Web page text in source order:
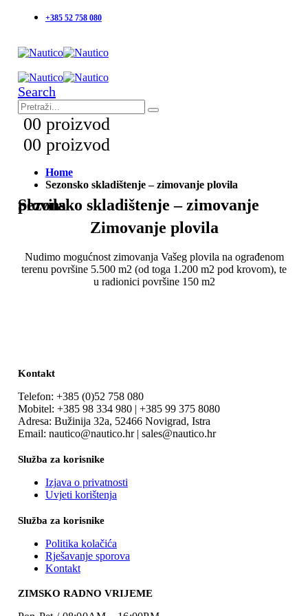
+385 52 758 080
Search
00 proizvod
00 proizvod
Home
Sezonsko skladištenje – zimovanje plovila
Sezonsko skladištenje – zimovanje plovila
Zimovanje plovila
Nudimo mogućnost zimovanja Vašeg plovila na ograđenom
terenu površine 5.500 m2 (od toga 1.200 m2 pod krovom), te
u radionici površine 150 m2
Kontakt
Telefon: +385 (0)52 758 080
Mobitel: +385 98 334 980 | +385 99 375 8080
Adresa: Bužinija 32a, 52466 Novigrad, Istra
Email: nautico@nautico.hr | sales@nautico.hr
Služba za korisnike
Izjava o privatnosti
Uvjeti korištenja
Služba za korisnike
Politika kolačića
Rješavanje sporova
Kontakt
ZIMSKO RADNO VRIJEME